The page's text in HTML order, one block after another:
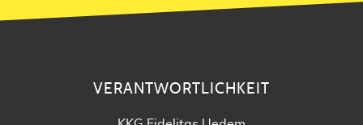
VERANTWORTLICHKEIT